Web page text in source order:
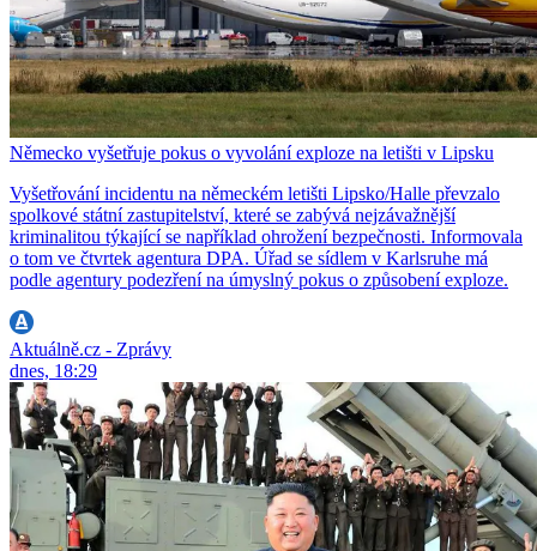
Německo vyšetřuje pokus o vyvolání exploze na letišti v Lipsku
Vyšetřování incidentu na německém letišti Lipsko/Halle převzalo
spolkové státní zastupitelství, které se zabývá nejzávažnější
kriminalitou týkající se například ohrožení bezpečnosti. Informovala
o tom ve čtvrtek agentura DPA. Úřad se sídlem v Karlsruhe má
podle agentury podezření na úmyslný pokus o způsobení exploze.
Aktuálně.cz - Zprávy
dnes, 18:29